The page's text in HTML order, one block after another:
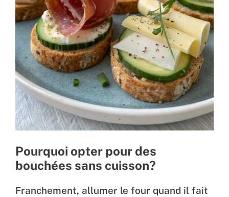
Pourquoi opter pour des
bouchées sans cuisson?
Franchement, allumer le four quand il fait